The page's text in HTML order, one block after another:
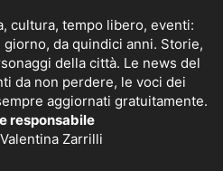
cultura, tempo libero, eventi:
da quindici anni. Storie,
della città. Le news del
da non perdere, le voci dei
aggiornati gratuitamente.
responsabile
Zarrilli